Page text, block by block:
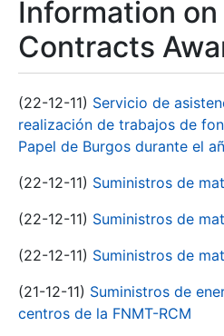
Information
Contracts
(22-12-11) Servicio de
realización de trabajos de
Papel de Burgos durante el
(22-12-11) Suministros de
(22-12-11) Suministros de
(22-12-11) Suministros de
(21-12-11) Suministros de
centros de la FNMT-RCM